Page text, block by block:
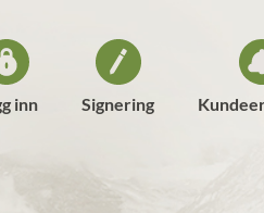
inn Signering